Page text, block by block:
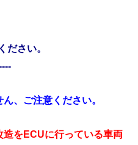
ださい。
、ご注意ください。
造をECUに行っている車両